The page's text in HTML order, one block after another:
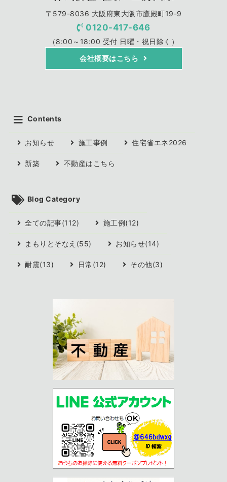
〒579-8036 大阪府東大阪市鷹殿町19-9
0120-417-646
（8:00～18:00 受付 日曜・祝日除く）
会社概要はこちら
Contents
お知らせ 施工事例 住宅省エネ2026
新築 不動産はこちら
Blog Category
全ての記事(112) 施工例(12)
まもりとそなえ(55) お知らせ(14)
耐震(13) 日常(12) その他(3)